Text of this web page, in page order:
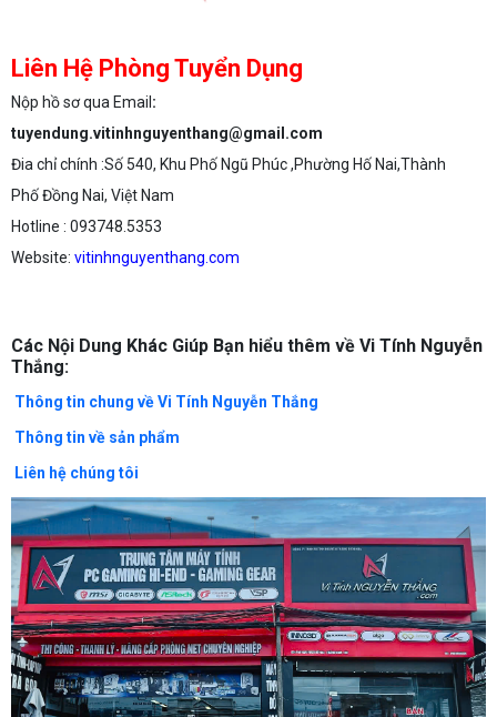
Liên Hệ Phòng Tuyển Dụng
Nộp hồ sơ qua Email :
tuyendung.vitinhnguyenthang@gmail.com
Đia chỉ chính :Số 540, Khu Phố Ngũ Phúc ,Phường Hố Nai,Thành
Phố Đồng Nai, Việt Nam
Hotline : 093748.5353
Website: vitinhnguyenthang.com
Các Nội Dung Khác Giúp Bạn hiểu thêm về Vi Tính Nguyễn
Thắng:
Thông tin chung về Vi Tính Nguyễn Thắng
Thông tin về sản phẩm
Liên hệ chúng tôi